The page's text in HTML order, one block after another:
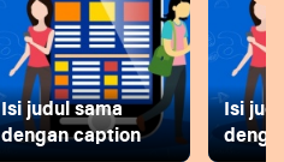
Isi judul sama
dengan caption
Isi